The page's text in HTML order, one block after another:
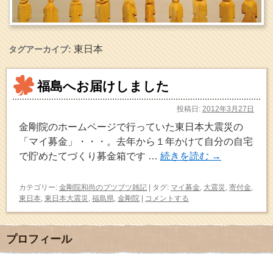
タグアーカイブ:東日本
福島へお届けしました
投稿日: 2012年3月27日
金剛院のホームページで行っていた東日本大震災の
「マイ募金」・・・。去年から１年かけて自分の自宅
で貯めたてづくり募金箱です … 続きを読む →
カテゴリー: 金剛院和尚のブツブツ雑記 | タグ: マイ募金 大震災 寄付金
東日本 東日本大震災 福島県 金剛院 | コメントする
プロフィール